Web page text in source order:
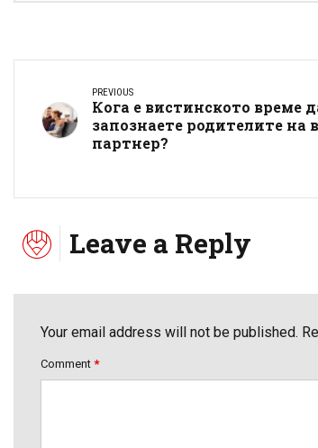
PREVIOUS
Кога е вистинското време
запознаете родителите на
партнер?
Leave a Reply
Your email address will not be published.
Comment *